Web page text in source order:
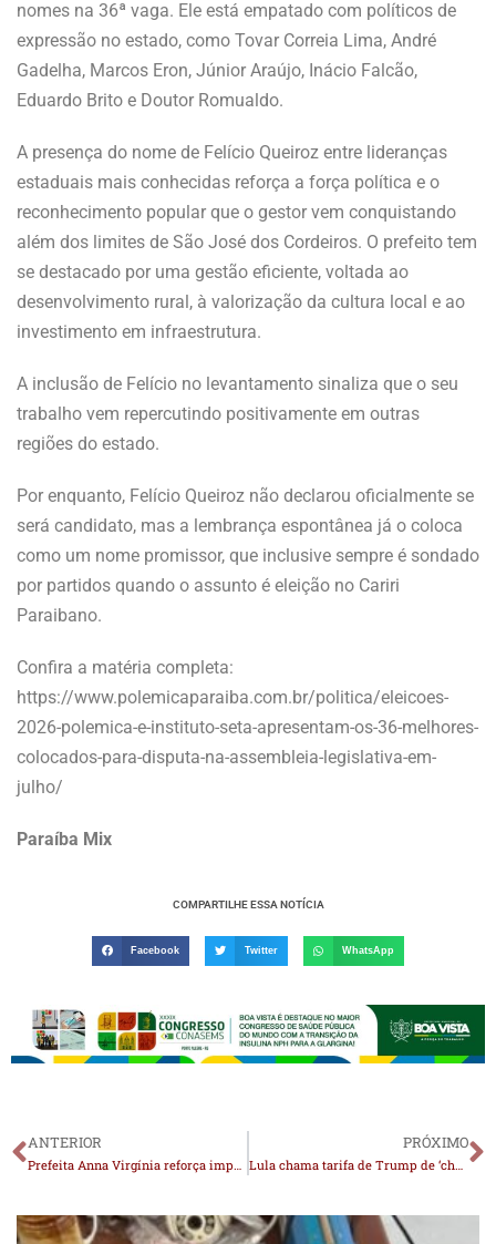
nomes na 36ª vaga. Ele está empatado com políticos de
expressão no estado, como Tovar Correia Lima, André
Gadelha, Marcos Eron, Júnior Araújo, Inácio Falcão,
Eduardo Brito e Doutor Romualdo.
A presença do nome de Felício Queiroz entre lideranças
estaduais mais conhecidas reforça a força política e o
reconhecimento popular que o gestor vem conquistando
além dos limites de São José dos Cordeiros. O prefeito tem
se destacado por uma gestão eficiente, voltada ao
desenvolvimento rural, à valorização da cultura local e ao
investimento em infraestrutura.
A inclusão de Felício no levantamento sinaliza que o seu
trabalho vem repercutindo positivamente em outras
regiões do estado.
Por enquanto, Felício Queiroz não declarou oficialmente se
será candidato, mas a lembrança espontânea já o coloca
como um nome promissor, que inclusive sempre é sondado
por partidos quando o assunto é eleição no Cariri
Paraibano.
Confira a matéria completa:
https://www.polemicaparaiba.com.br/politica/eleicoes-
2026-polemica-e-instituto-seta-apresentam-os-36-melhores-
colocados-para-disputa-na-assembleia-legislativa-em-
julho/
Paraíba Mix
COMPARTILHE ESSA NOTÍCIA
Facebook Twitter WhatsApp
ANTERIOR
Prefeita Anna Virgínia reforça importância do cuidado com a saúde masculina no Dia do Homem em Juazeirinho
PRÓXIMO
Lula chama tarifa de Trump de ‘chantagem inaceitável’ e diz que big techs devem seguir regras